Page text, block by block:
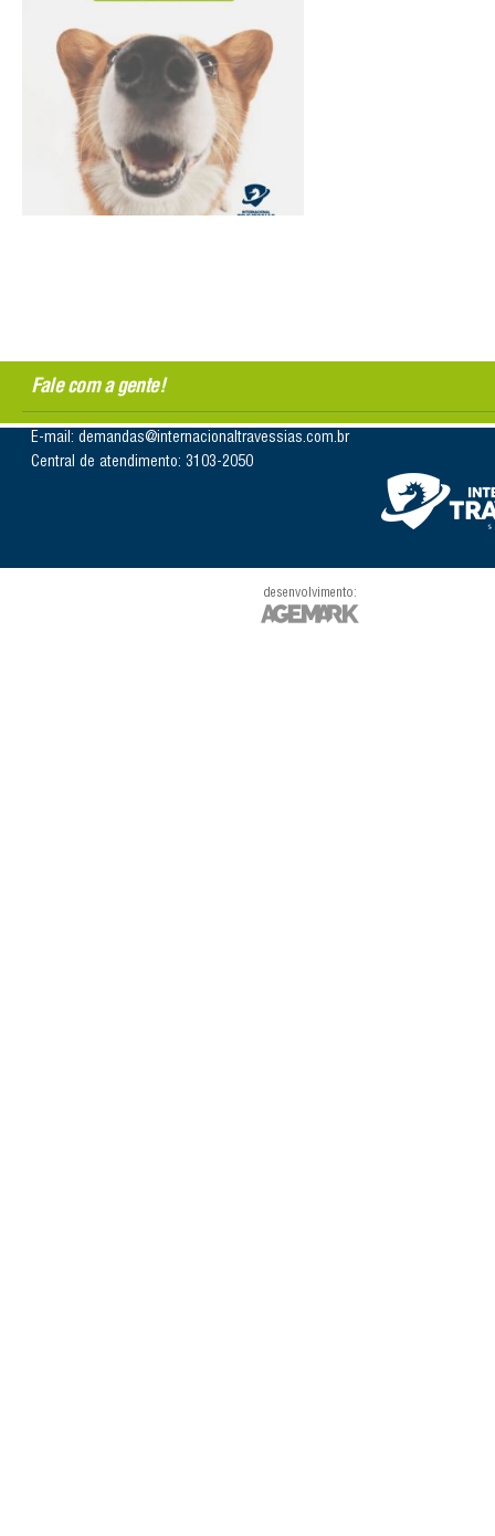
Fale com a gente!
E-mail: demandas@internacionaltravessias.com.br
Central de atendimento: 3103-2050
desenvolvimento: